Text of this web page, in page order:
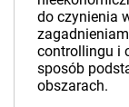
do czynienia
controllingu i
sposób
obszarach.